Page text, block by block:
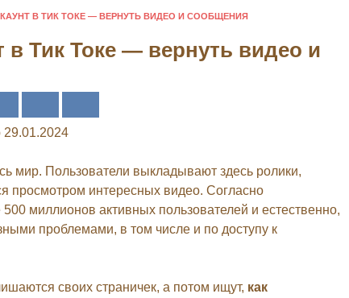
В ТИК ТОКЕ — ВЕРНУТЬ ВИДЕО И СООБЩЕНИЯ
в Тик Токе — вернуть видео и
29.01.2024
мир. Пользователи выкладывают здесь ролики,
просмотром интересных видео. Согласно
миллионов активных пользователей и естественно,
проблемами, в том числе и по доступу к
своих страничек, а потом ищут, как